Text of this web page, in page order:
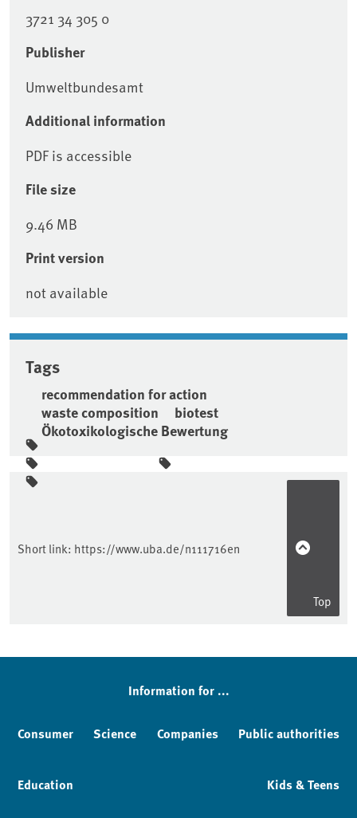
3721 34 305 0
Publisher
Umweltbundesamt
Additional information
PDF is accessible
File size
9.46 MB
Print version
not available
Tags
recommendation for action
waste composition
biotest
Ökotoxikologische Bewertung
Sidebar
Short link: https://www.uba.de/n111716en
Top
Information for ...
Consumer Science Companies Public authorities
Education Kids & Teens